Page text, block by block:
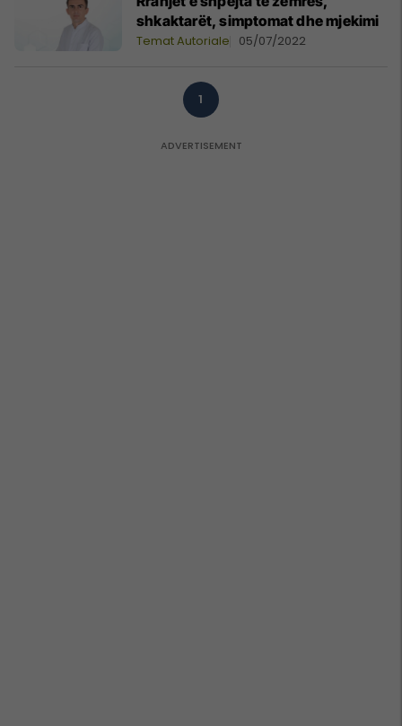
shkaktarët, simptomat dhe mjekimi
Temat Autoriale 05/07/2022
1